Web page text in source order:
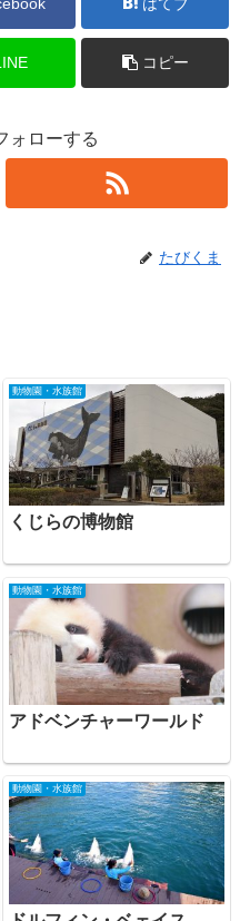
コピー
ォローする
たびくま
動物園・水族館
くじらの博物館
動物園・水族館
アドベンチャーワールド
動物園・水族館